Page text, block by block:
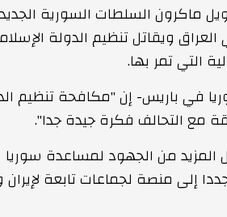
ماكرون السلطات السورية
ويقاتل تنظيم الدولة
التي تمر بها.
في باريس- إن "مكافحة تنظيم
مع التحالف فكرة جيدة جدا".
من الجهود لمساعدة
إلى منصة لجماعات تابعة لإيران